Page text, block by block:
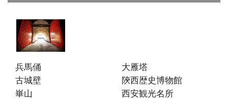
兵馬俑
大雁塔
古城壁
陝西歴史博物館
崋山
西安観光名所